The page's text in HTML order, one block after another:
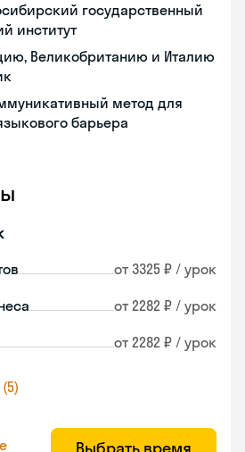
государственный
институт
Великобританию и Италию
метод для
барьера
от 3325 ₽ / урок
от 2282 ₽ / урок
от 2282 ₽ / урок